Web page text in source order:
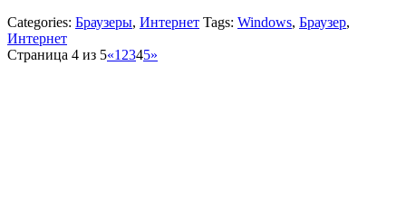
Categories: Браузеры, Интернет Tags: Windows, Браузер,
Интернет
Страница 4 из 5«1 2345»